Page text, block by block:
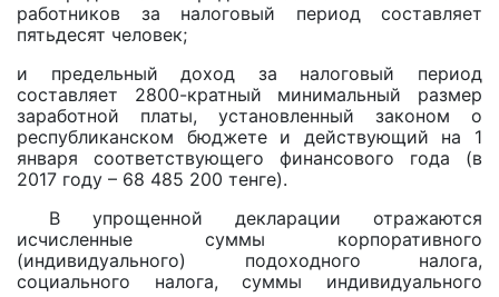
работников за налоговый период составляет
пятьдесят человек;
и предельный доход за налоговый период
составляет 2800-кратный минимальный размер
заработной платы, установленный законом о
республиканском бюджете и действующий на 1
января соответствующего финансового года (в
2017 году – 68 485 200 тенге).
В упрощенной декларации отражаются
исчисленные суммы корпоративного
(индивидуального) подоходного налога,
социального налога, суммы индивидуального